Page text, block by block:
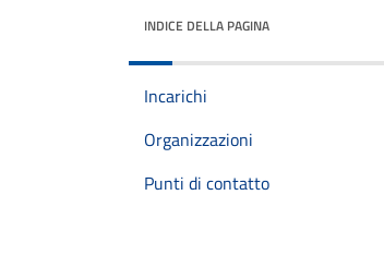
INDICE DELLA PAGINA
Incarichi
Organizzazioni
Punti di contatto